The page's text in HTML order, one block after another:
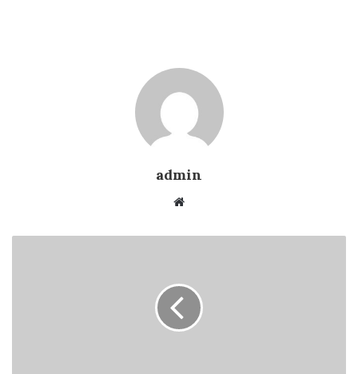
admin
Website